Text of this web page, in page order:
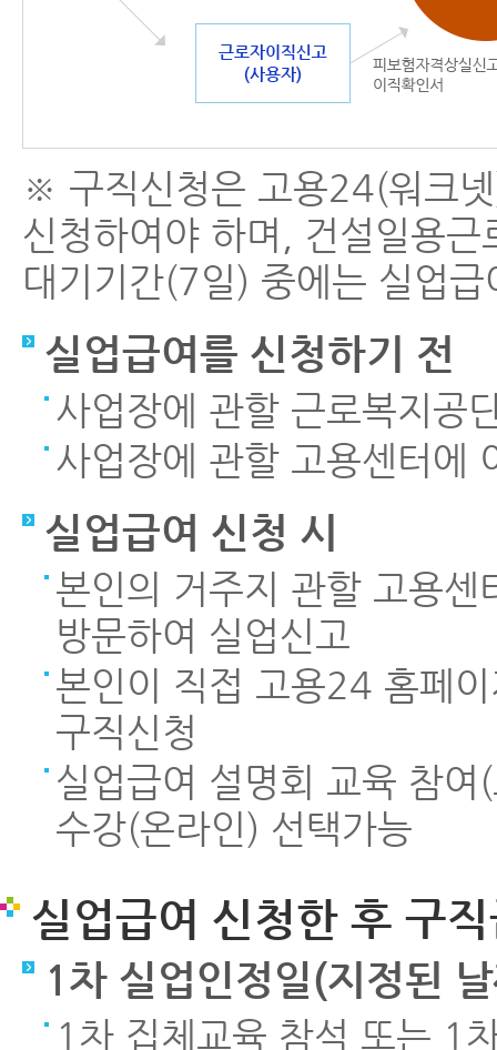
※ 구직신청은 고용24(워크
신청하여야 하며, 건설일용
대기기간(7일) 중에는 실업
실업급여를 신청하기 전
사업장에 관할 근로복지공
사업장에 관할 고용센터에
실업급여 신청 시
본인의 거주지 관할 고용
방문하여 실업신고
본인이 직접 고용24 홈페
구직신청
실업급여 설명회 교육 참
수강(온라인) 선택가능
실업급여 신청한 후 구
1차 실업인정일(지정된
1차 집체교육 참석 또는 1